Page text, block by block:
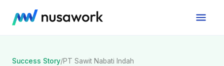
Success Story/PT Sawit Nabati Indah